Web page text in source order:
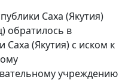
Саха (Якутия)
обратилось в
(Якутия) с иском к
учреждению